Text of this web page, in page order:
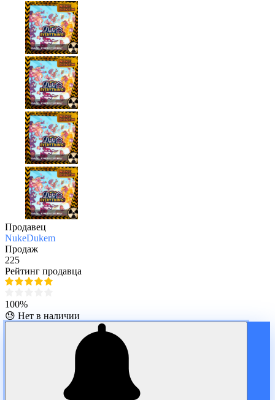
Продавец
NukeDukem
Продаж
225
Рейтинг продавца
100%
😓 Нет в наличии